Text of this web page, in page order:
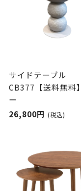
サイドテーブル
CB377【送料無料
ー
26,800円 (税込)